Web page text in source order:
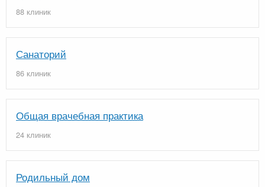
88 клиник
Санаторий
86 клиник
Общая врачебная практика
24 клиник
Родильный дом